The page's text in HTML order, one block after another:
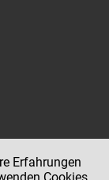
Erfahrungen